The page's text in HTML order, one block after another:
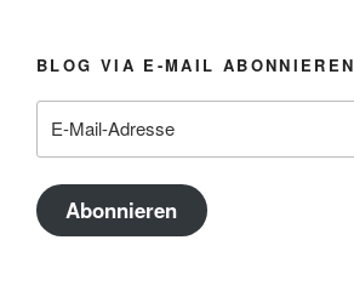
BLOG VIA E-MAIL ABONNIEREN
Mail-
Abonnieren